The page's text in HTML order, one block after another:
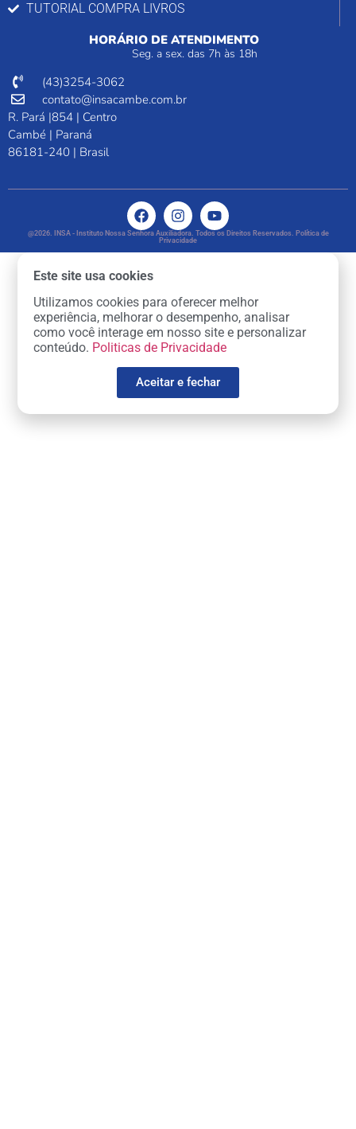
TUTORIAL COMPRA LIVROS
HORÁRIO DE ATENDIMENTO
Seg. a sex. das 7h às 18h
(43)3254-3062
contato@insacambe.com.br
R. Pará |854 | Centro
Cambé | Paraná
86181-240 | Brasil
@2026. INSA - Instituto Nossa Senhora Auxiliadora. Todos os Direitos Reservados. Política de
Privacidade
Este site usa cookies
Utilizamos cookies para oferecer melhor
experiência, melhorar o desempenho, analisar
como você interage em nosso site e personalizar
conteúdo. Politicas de Privacidade
Aceitar e fechar